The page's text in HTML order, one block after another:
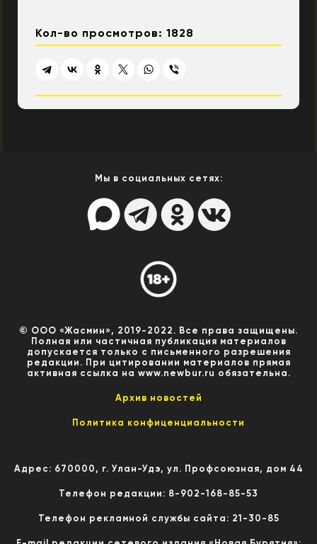
Кол-во просмотров: 1828
Мы в социальных сетях:
© ООО «Жасмин», 2019-2022. Все права защищены.
Полная или частичная публикация материалов
допускается только с письменного разрешения
редакции. При цитировании материалов прямая
активная ссылка на www.newbur.ru обязательна.
Архив новостей
Политика конфиценциальности
Адрес: 670000, г. Улан-Удэ, ул. Профсоюзная, дом 44
Телефон редакции: 8-902-168-85-53
Телефон рекламной службы сайта: 21-30-85